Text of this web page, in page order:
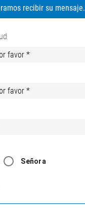
recibir su mensaje.
Señora